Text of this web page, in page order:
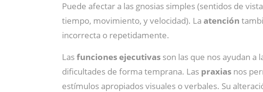
Puede afectar a las gnosias simples (sentidos de
tiempo, movimiento, y velocidad). La atención
incorrecta o repetidamente.
Lasfunciones ejecutivas son las que nos ayudan a
dificultades de forma temprana. Las praxias nos
estímulos apropiados visuales o verbales. Su